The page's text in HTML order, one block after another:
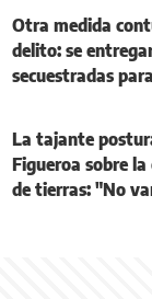
Otra medida
delito: se
secuestradas
La tajante
Figueroa sobre
de tierras: "No